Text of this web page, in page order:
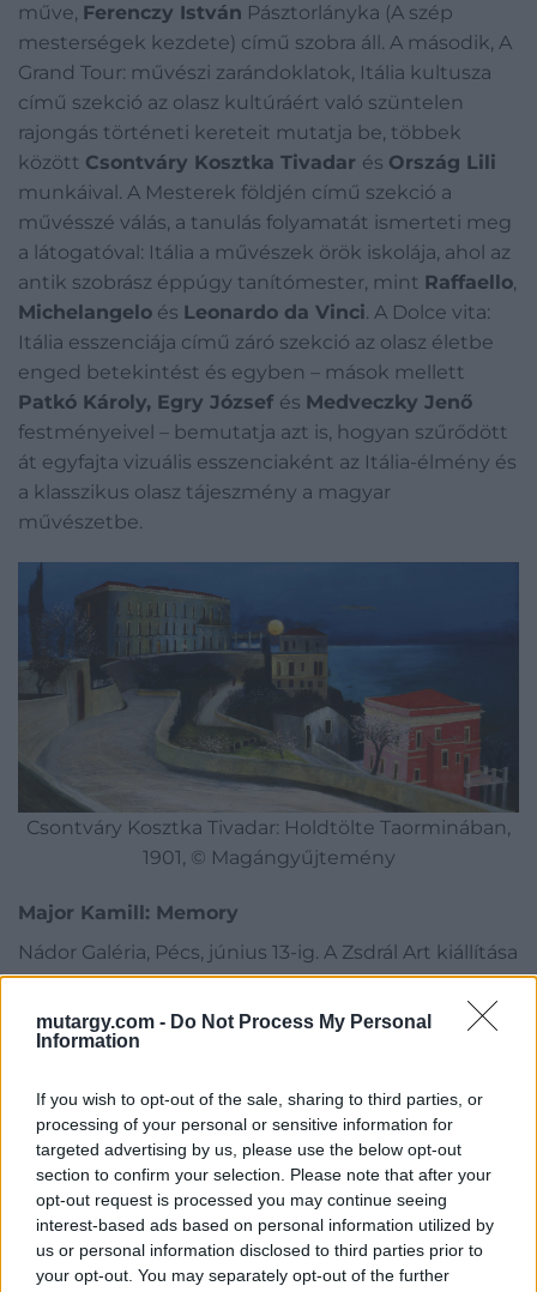
mutargy.com - Do Not Process My Personal
Information
If you wish to opt-out of the sale, sharing to third parties, or
processing of your personal or sensitive information for
targeted advertising by us, please use the below opt-out
section to confirm your selection. Please note that after your
opt-out request is processed you may continue seeing
interest-based ads based on personal information utilized by
us or personal information disclosed to third parties prior to
your opt-out. You may separately opt-out of the further
műve, Ferenczy István Pásztorlányka (A szép
mesterségek kezdete) című szobra áll. A második, A
Grand Tour: művészi zarándoklatok, Itália kultusza
című szekció az olasz kultúráért való szüntelen
rajongás történeti kereteit mutatja be, többek
között Csontváry Kosztka Tivadar és Ország Lili
munkáival. A Mesterek földjén című szekció a
művésszé válás, a tanulás folyamatát ismerteti meg
a látogatóval: Itália a művészek örök iskolája, ahol az
antik szobrász éppúgy tanítómester, mint Raffaello,
Michelangelo és Leonardo da Vinci. A Dolce vita:
Itália esszenciája című záró szekció az olasz életbe
enged betekintést és egyben – mások mellett
Patkó Károly, Egry József és Medveczky Jenő
festményeivel – bemutatja azt is, hogyan szűrődött
át egyfajta vizuális esszenciaként az Itália-élmény és
a klasszikus olasz tájeszmény a magyar
művészetbe.
Csontváry Kosztka Tivadar: Holdtölte Taorminában,
1901, © Magángyűjtemény
Major Kamill: Memory
Nádor Galéria, Pécs, június 13-ig. A Zsdrál Art kiállítása
A több mint fél évszázada Franciaországban élő, de a
hazai művészeti életben is aktívan jelenlévő, a múlt
indult Major Kamill változatos technikájú
nonfiguratív munkáiban a kulturális és történeti
emlékezet kérdéskörét, az emberi kultúra
mulandóságát, az emlékezet határait vizsgálja. A
tárlat Major munkásságának különböző
periódusaiból válogat; a 70-es években, majd az
azokat követő évtizedekben született művek